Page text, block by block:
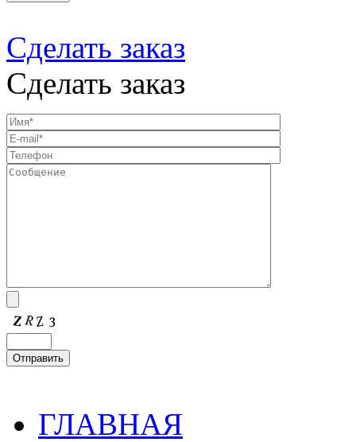
Сделать заказ
Сделать заказ
ГЛАВНАЯ